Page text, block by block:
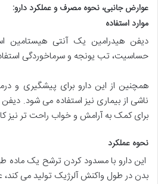
عوارض جانبی، نحوه مصرف و عملکرد دارو:
موارد استفاده
دیفن هیدرامین یک آنتی هیستامین
حساسیت، تب یونجه و سرماخوردگی
همچنین از این دارو برای پیشگیری و
ناشی از بیماری نیز استفاده می شود.
برای کمک به آرامش و خواب راحت تر نیز
نحوه عملکرد
این دارو با مسدود کردن ترشح یک
بدن در طول واکنش آلرژیک تولید می